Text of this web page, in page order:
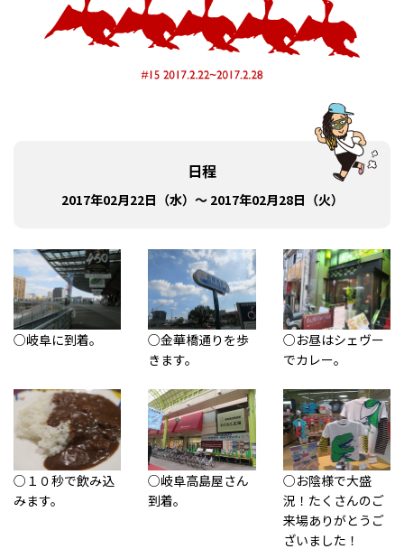
日程
2017年02月22日（水）～ 2017年02月28日（火）
○岐阜に到着。
○金華橋通りを歩
きます。
○お昼はシェヴー
でカレー。
○１０秒で飲み込
みます。
○岐阜高島屋さん
到着。
○お陰様で大盛
況！たくさんのご
来場ありがとうご
ざいました！